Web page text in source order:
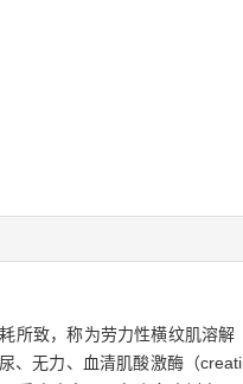
所致，称为劳力性横纹肌溶
、无力、血清肌酸激酶（